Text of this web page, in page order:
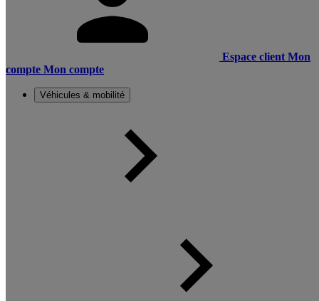
Espace client Mon
compte Mon compte
Véhicules & mobilité